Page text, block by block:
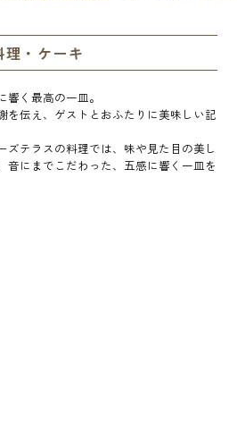
理・ケーキ
く最高の一皿。
を伝え、ゲストとおふたりに美味しい記
ズテラスの料理では、味や見た目の美し
音にまでこだわった、五感に響く一皿を